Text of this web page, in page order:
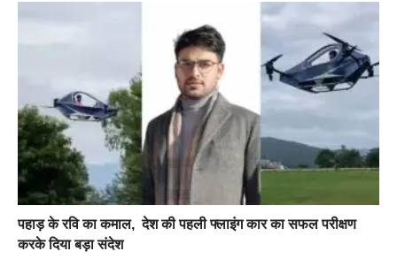
पहाड़ के रवि का कमाल, देश की पहली फ्लाइंग कार का सफल परीक्षण
करके दिया बड़ा संदेश